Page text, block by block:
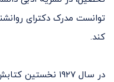
توانست مدرک دکترای
کند.